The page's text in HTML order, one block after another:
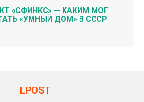
«СФИНКС» — КАКИМ МОГ
«УМНЫЙ ДОМ» В СССР
LPOST